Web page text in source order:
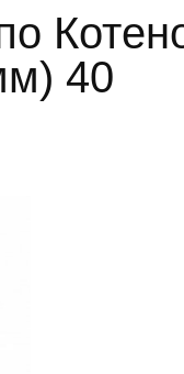
40